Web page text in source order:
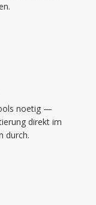
noetig —
direkt im
durch.